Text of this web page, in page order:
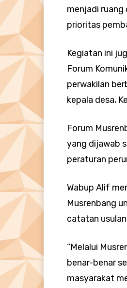
menjadi ruang
prioritas
Kegiatan ini
Forum
perwakilan
kepala desa,
Forum
yang dijawab
peraturan
Wabup Alif
Musrenbang
catatan
“Melalui
benar-benar
masyarakat